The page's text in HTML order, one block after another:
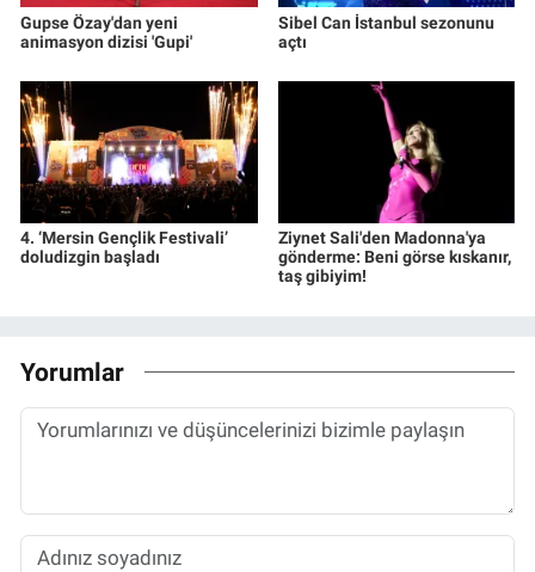
Gupse Özay'dan yeni
animasyon dizisi 'Gupi'
Sibel Can İstanbul sezonunu
açtı
4. ‘Mersin Gençlik Festivali’
doludizgin başladı
Ziynet Sali'den Madonna'ya
gönderme: Beni görse kıskanır,
taş gibiyim!
Yorumlar